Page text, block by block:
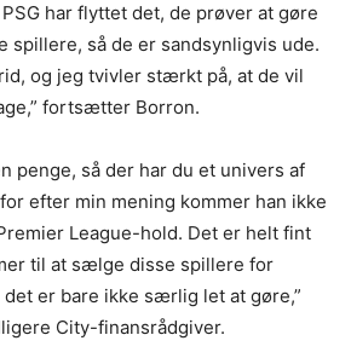
har flyttet det, de prøver at gøre
spillere, så de er sandsynligvis ude.
og jeg tvivler stærkt på, at de vil
fortsætter Borron.
penge, så der har du et univers af
efter min mening kommer han ikke
League-hold. Det er helt fint
til at sælge disse spillere for
det er bare ikke særlig let at gøre,”
City-finansrådgiver.